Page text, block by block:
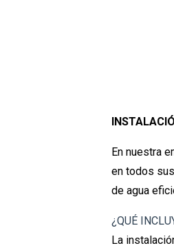
En nuestra
en todos
de agua
¿QUÉ
La